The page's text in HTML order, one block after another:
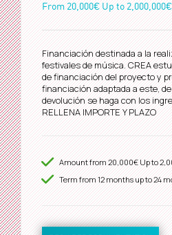
From20,000€Up to2,000,000€
Financiación destinada a la
festivales de música. CREA
de financiación del proyecto y
financiación adaptada a este,
devolución se haga con los
RELLENA IMPORTE Y PLAZO
Amount from20,000€Up to
Term from12months up to 24